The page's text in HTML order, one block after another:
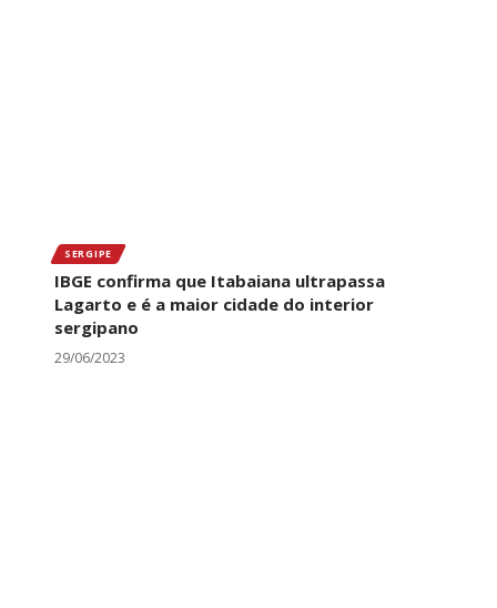
SERGIPE
IBGE confirma que Itabaiana ultrapassa
Lagarto e é a maior cidade do interior
sergipano
29/06/2023